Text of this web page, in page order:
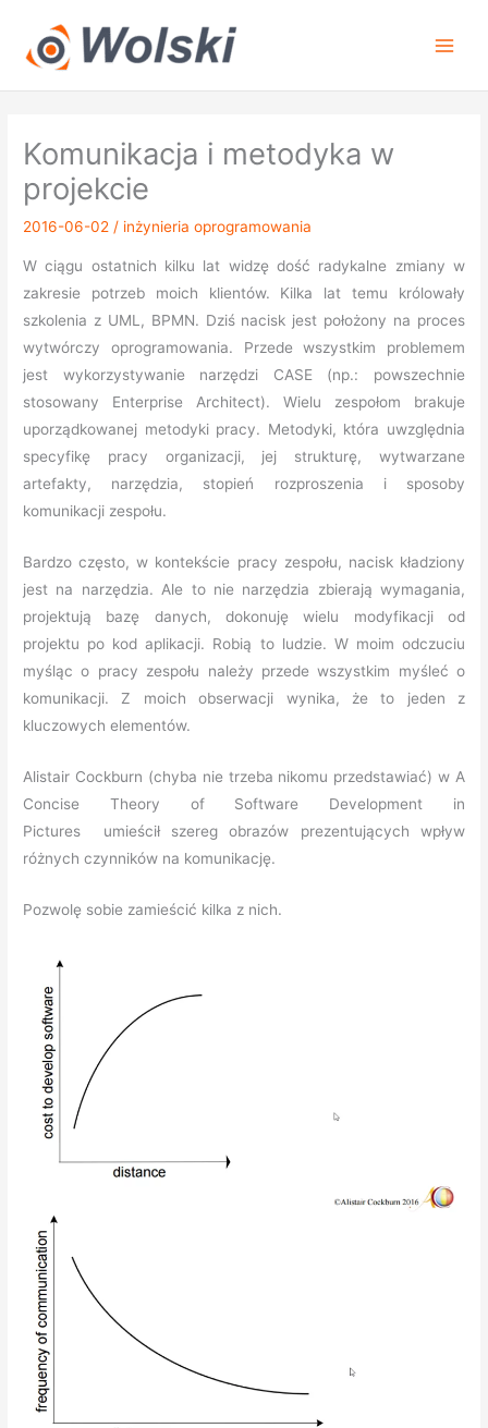
treści
Komunikacja i metodyka w
projekcie
2016-06-02/ inżynieria oprogramowania
W ciągu ostatnich kilku lat widzę dość radykalne zmiany w
zakresie potrzeb moich klientów. Kilka lat temu królowały
szkolenia z UML, BPMN. Dziś nacisk jest położony na proces
wytwórczy oprogramowania. Przede wszystkim problemem
jest wykorzystywanie narzędzi CASE (np.: powszechnie
stosowany Enterprise Architect). Wielu zespołom brakuje
uporządkowanej metodyki pracy. Metodyki, która uwzględnia
specyfikę pracy organizacji, jej strukturę, wytwarzane
artefakty, narzędzia, stopień rozproszenia i sposoby
komunikacji zespołu.
Bardzo często, w kontekście pracy zespołu, nacisk kładziony
jest na narzędzia. Ale to nie narzędzia zbierają wymagania,
projektują bazę danych, dokonuję wielu modyfikacji od
projektu po kod aplikacji. Robią to ludzie. W moim odczuciu
myśląc o pracy zespołu należy przede wszystkim myśleć o
komunikacji. Z moich obserwacji wynika, że to jeden z
kluczowych elementów.
Alistair Cockburn (chyba nie trzeba nikomu przedstawiać) w A
Concise Theory of Software Development in
Pictures umieścił szereg obrazów prezentujących wpływ
różnych czynników na komunikację.
Pozwolę sobie zamieścić kilka z nich.